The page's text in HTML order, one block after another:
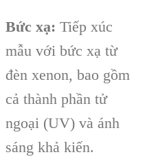
Bức xạ: Tiếp xúc
mẫu với bức xạ từ
đèn xenon, bao gồm
cả thành phần tử
ngoại (UV) và ánh
sáng khả kiến.